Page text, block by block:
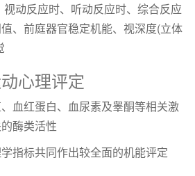
动反应时、听动反应时、综合反应
、前庭器官稳定机能、视深度(立体
心理评定
血红蛋白、血尿素及睾酮等相关激
酶类活性
指标共同作出较全面的机能评定